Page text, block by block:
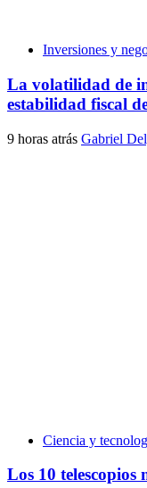
Inversiones y
La volatilidad de
estabilidad fiscal
9 horas atrás Gabriel
Ciencia y
Los 10 telescopios